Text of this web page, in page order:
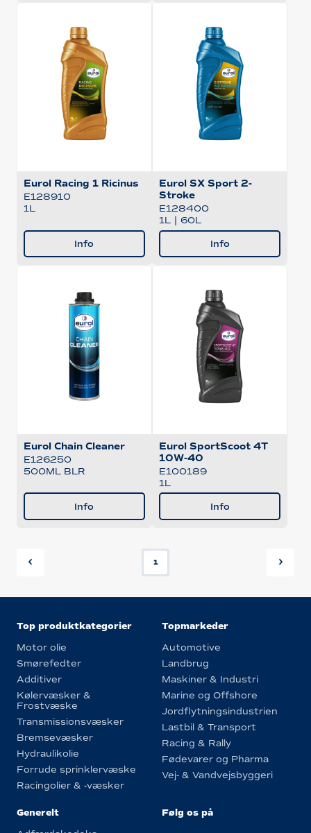
Eurol Racing 1 Ricinus
E128910
1L
Info
Eurol SX Sport 2-
Stroke
E128400
1L | 60L
Info
Eurol Chain Cleaner
E126250
500ML BLR
Info
Eurol SportScoot 4T
10W-40
E100189
1L
Info
1
Top produktkategorier
Motor olie
Smørefedter
Additiver
Kølervæsker &
Frostvæske
Transmissionsvæsker
Bremsevæsker
Hydraulikolie
Forrude sprinklervæske
Racingolier & -væsker
Topmarkeder
Automotive
Landbrug
Maskiner & Industri
Marine og Offshore
Jordflytningsindustrien
Lastbil & Transport
Racing & Rally
Fødevarer og Pharma
Vej- & Vandvejsbyggeri
Generelt
Følg os på